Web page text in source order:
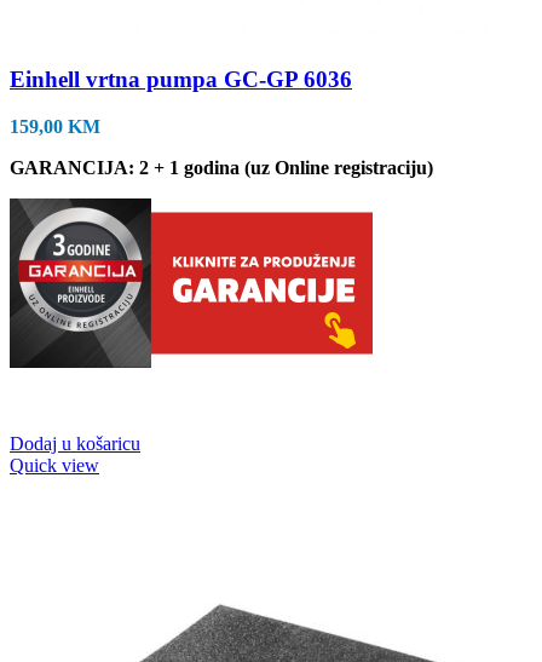
Einhell vrtna pumpa GC-GP 6036
159,00 KM
GARANCIJA: 2 + 1 godina (uz Online registraciju)
Dodaj u košaricu
Quick view